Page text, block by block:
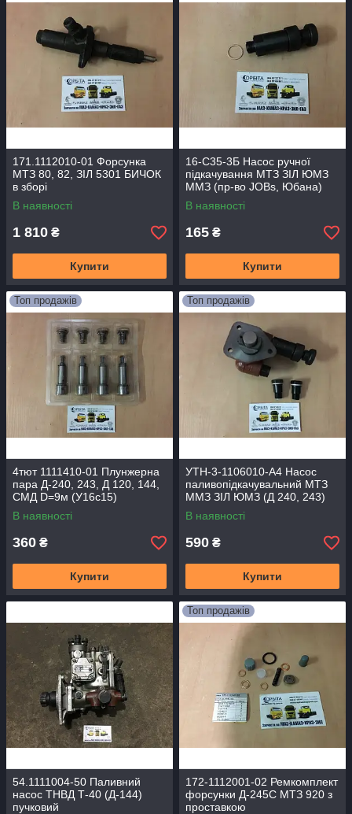
171.1112010-01 Форсунка
МТЗ 80, 82, ЗІЛ 5301 БИЧОК
в зборі
В наявності
1 810 ₴
Купити
16-С35-3Б Насос ручної
підкачування МТЗ ЗІЛ ЮМЗ
ММЗ (пр-во JOBs, Юбана)
В наявності
165 ₴
Купити
Топ продажів
4тют 1111410-01 Плунжерна
пара Д-240, 243, Д 120, 144,
СМД D=9м (У16с15)
В наявності
360 ₴
Купити
Топ продажів
УТН-3-1106010-А4 Насос
паливопідкачувальний МТЗ
ММЗ ЗІЛ ЮМЗ (Д 240, 243)
(підкачування) 16с30
В наявності
590 ₴
Купити
54.1111004-50 Паливний
насос ТНВД Т-40 (Д-144)
пучковий
Топ продажів
172-1112001-02 Ремкомплект
форсунки Д-245С МТЗ 920 з
проставкою